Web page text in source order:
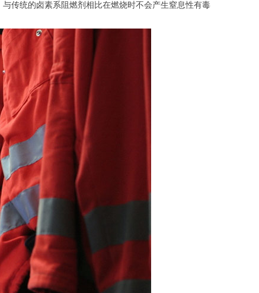
传统的卤素系阻燃剂相比在燃烧时不会产生窒息性有毒